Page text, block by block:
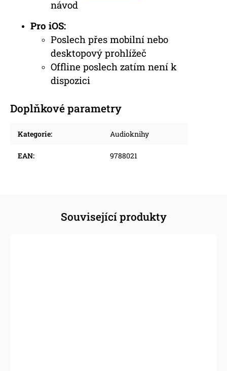
návod
Pro iOS:
Poslech přes mobilní nebo
desktopový prohlížeč
Offline poslech zatím není k
dispozici
Doplňkové parametry
Kategorie: Audioknihy
EAN: 9788021
Související produkty